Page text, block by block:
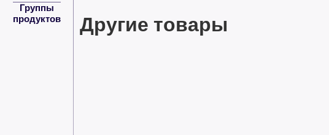
Группы
продуктов
Другие товары